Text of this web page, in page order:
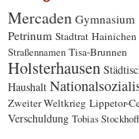
Mercaden Gymnasium
Petrinum Stadtrat Hainichen
Straßennamen Tisa-Brunnen
Holsterhausen
Haushalt
Zweiter Weltkrieg Lippetor-
Verschuldung Tobias Stockhoff